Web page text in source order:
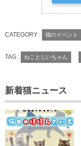
CATEGORY : 猫のイベント
TAG : ねことじいちゃん
新着猫ニュース